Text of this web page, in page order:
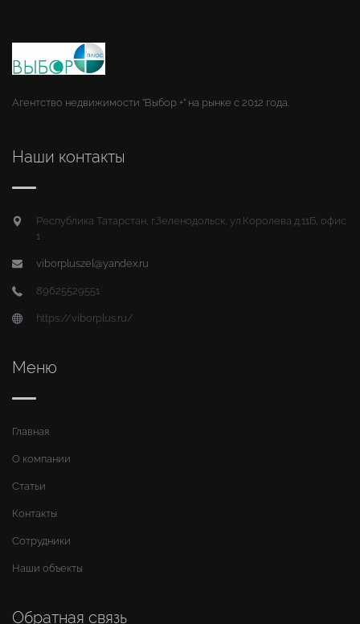
Агентство недвижимости "Выбор +" на рынке с 2012 года.
Наши контакты
Республика Татарстан, г.Зеленодольск, ул.Королева д.11Б, офис
1
viborpluszel@yandex.ru
89625529551
https://viborplus.ru/
Меню
Главная
О компании
Статьи
Контакты
Сотрудники
Наши объекты
Обратная связь